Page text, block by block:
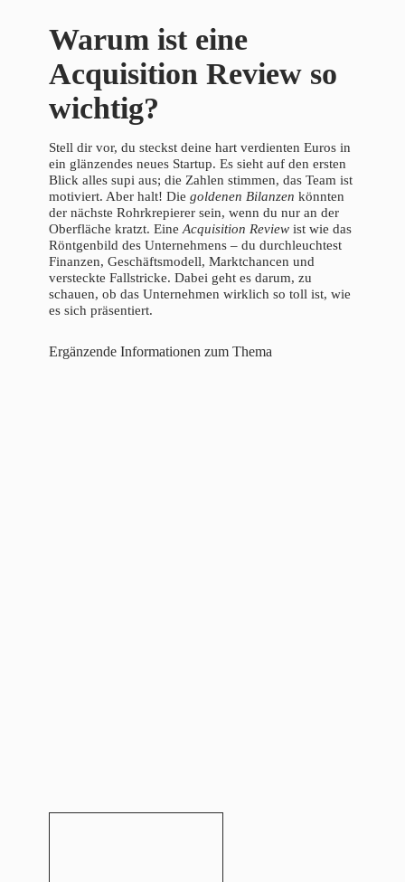
Warum ist eine
Acquisition Review so
wichtig?
Stell dir vor, du steckst deine hart verdienten Euros in
ein glänzendes neues Startup. Es sieht auf den ersten
Blick alles supi aus; die Zahlen stimmen, das Team ist
motiviert. Aber halt! Die goldenen Bilanzen könnten
der nächste Rohrkrepierer sein, wenn du nur an der
Oberfläche kratzt. Eine Acquisition Review ist wie das
Röntgenbild des Unternehmens – du durchleuchtest
Finanzen, Geschäftsmodell, Marktchancen und
versteckte Fallstricke. Dabei geht es darum, zu
schauen, ob das Unternehmen wirklich so toll ist, wie
es sich präsentiert.
Ergänzende Informationen zum Thema